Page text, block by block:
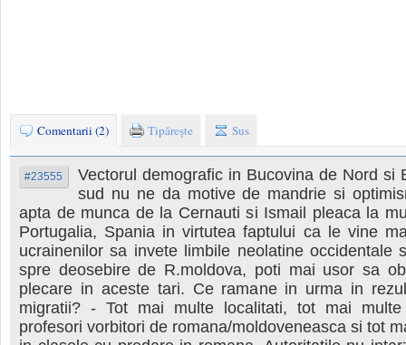
Comentarii (2) Tipăreşte Sus
#23555
Vectorul demografic in Bucovina de Nord si
sud nu ne da motive de mandrie si
apta de munca de la Cernauti si Ismail pleaca la
Portugalia, Spania in virtutea faptului ca le vine
ucrainenilor sa invete limbile neolatine occidentale
spre deosebire de R.moldova, poti mai usor sa
plecare in aceste tari. Ce ramane in urma in
migratii? - Tot mai multe localitati, tot mai
profesori vorbitori de romana/moldoveneasca si tot